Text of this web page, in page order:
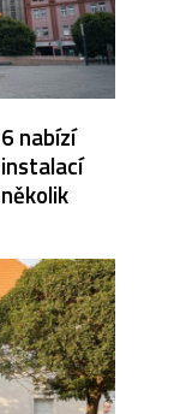
nabízí